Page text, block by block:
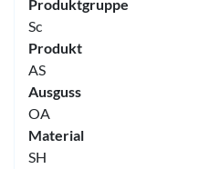
Produktgruppe
Sc
Produkt
AS
Ausguss
OA
Material
SH